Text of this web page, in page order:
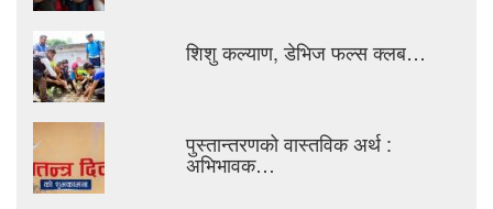
शिशु कल्याण, डेभिज फल्स क्लब…
पुस्तान्तरणको वास्तविक अर्थ :
अभिभावक…